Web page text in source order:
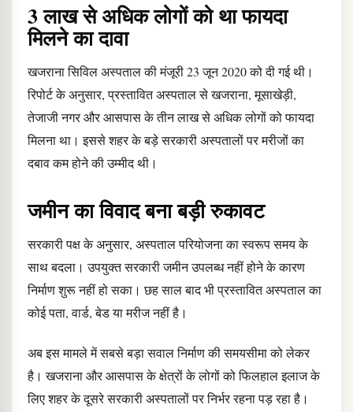
3 लाख से अधिक लोगों को था फायदा
मिलने का दावा
खजराना सिविल अस्पताल की मंजूरी 23 जून 2020 को दी गई थी।
रिपोर्ट के अनुसार, प्रस्तावित अस्पताल से खजराना, मूसाखेड़ी,
तेजाजी नगर और आसपास के तीन लाख से अधिक लोगों को फायदा
मिलना था। इससे शहर के बड़े सरकारी अस्पतालों पर मरीजों का
दबाव कम होने की उम्मीद थी।
जमीन का विवाद बना बड़ी रुकावट
सरकारी पक्ष के अनुसार, अस्पताल परियोजना का स्वरूप समय के
साथ बदला। उपयुक्त सरकारी जमीन उपलब्ध नहीं होने के कारण
निर्माण शुरू नहीं हो सका। छह साल बाद भी प्रस्तावित अस्पताल का
कोई पता, वार्ड, बेड या मरीज नहीं है।
अब इस मामले में सबसे बड़ा सवाल निर्माण की समयसीमा को लेकर
है। खजराना और आसपास के क्षेत्रों के लोगों को फिलहाल इलाज के
लिए शहर के दूसरे सरकारी अस्पतालों पर निर्भर रहना पड़ रहा है।